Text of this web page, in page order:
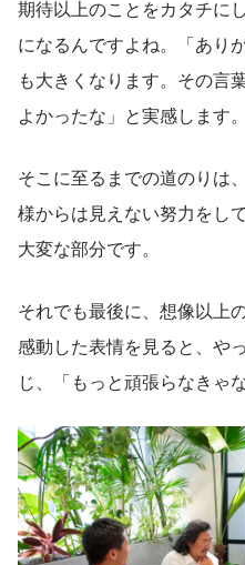
期待以上のことをカタチに
になるんですよね。「あり
も大きくなります。その言
よかったな」と実感します。
そこに至るまでの道のりは
様からは見えない努力をし
大変な部分です。
それでも最後に、想像以上
感動した表情を見ると、や
じ、「もっと頑張らなきゃ